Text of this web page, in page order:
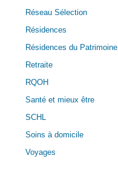
Réseau Sélection
Résidences
Résidences du Patrimoine
Retraite
RQOH
Santé et mieux être
SCHL
Soins à domicile
Voyages